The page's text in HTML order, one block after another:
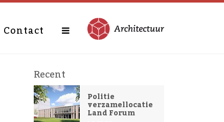
Contact
Recent
Politie
verzamellocatie
Land Forum